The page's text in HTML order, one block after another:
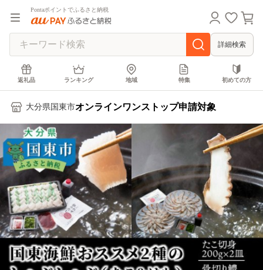
Pontaポイントでふるさと納税
詳細検索
返礼品 ランキング 地域 特集 初めての方
大分県国東市オンラインワンストップ申請対象